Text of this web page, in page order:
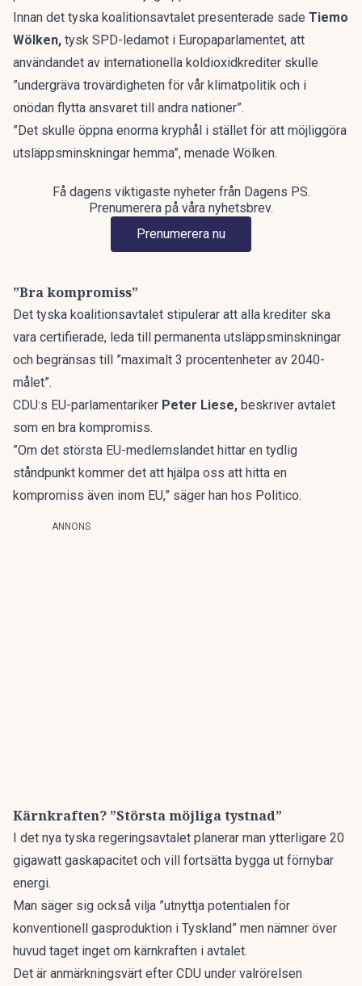
Innan det tyska koalitionsavtalet presenterade sade Tiemo
Wölken, tysk SPD-ledamot i Europaparlamentet, att
användandet av internationella koldioxidkrediter skulle
”undergräva trovärdigheten för vår klimatpolitik och i
onödan flytta ansvaret till andra nationer”.
”Det skulle öppna enorma kryphål i stället för att möjliggöra
utsläppsminskningar hemma”, menade Wölken.
Få dagens viktigaste nyheter från Dagens PS.
Prenumerera på våra nyhetsbrev.
Prenumerera nu
”Bra kompromiss”
Det tyska koalitionsavtalet stipulerar att alla krediter ska
vara certifierade, leda till permanenta utsläppsminskningar
och begränsas till ”maximalt 3 procentenheter av 2040-
målet”.
CDU:s EU-parlamentariker Peter Liese, beskriver avtalet
som en bra kompromiss.
”Om det största EU-medlemslandet hittar en tydlig
ståndpunkt kommer det att hjälpa oss att hitta en
kompromiss även inom EU,” säger han hos Politico.
ANNONS
Kärnkraften? ”Största möjliga tystnad”
I det nya tyska regeringsavtalet planerar man ytterligare 20
gigawatt gaskapacitet och vill fortsätta bygga ut förnybar
energi.
Man säger sig också vilja ”utnyttja potentialen för
konventionell gasproduktion i Tyskland” men nämner över
huvud taget inget om kärnkraften i avtalet.
Det är anmärkningsvärt efter CDU under valrörelsen